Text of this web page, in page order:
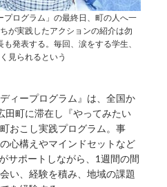
プログラム」の最終日、町の人へ一
が実践したアクションの紹介は勿
発表する。毎回、涙をする学生、
見られるという
ィープログラム』は、全国か
田町に滞在し『やってみたい
おこし実践プログラム。事
心構えやマインドセットなど
サポートしながら、1週間の間
い、経験を積み、地域の課題